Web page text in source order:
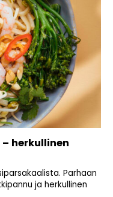
herkullinen
Parhaan
ja herkullinen